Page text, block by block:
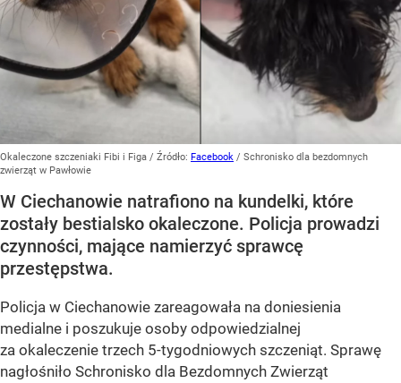
Okaleczone szczeniaki Fibi i Figa / Źródło: Facebook / Schronisko dla bezdomnych
zwierząt w Pawłowie
W Ciechanowie natrafiono na kundelki, które
zostały bestialsko okaleczone. Policja prowadzi
czynności, mające namierzyć sprawcę
przestępstwa.
Policja w Ciechanowie zareagowała na doniesienia
medialne i poszukuje osoby odpowiedzialnej
za okaleczenie trzech 5-tygodniowych szczeniąt. Sprawę
nagłośniło Schronisko dla Bezdomnych Zwierząt